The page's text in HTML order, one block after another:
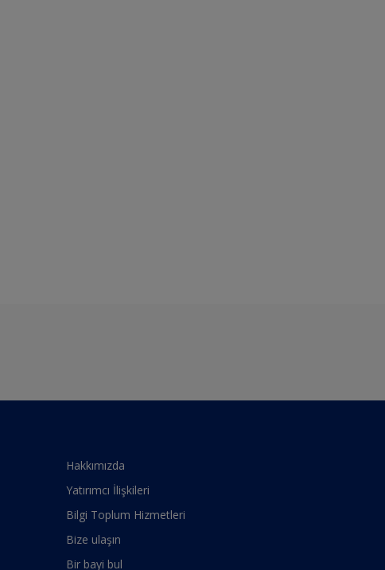
Hakkımızda
Yatırımcı İlişkileri
Bilgi Toplum Hizmetleri
Bize ulaşın
Bir bayi bul